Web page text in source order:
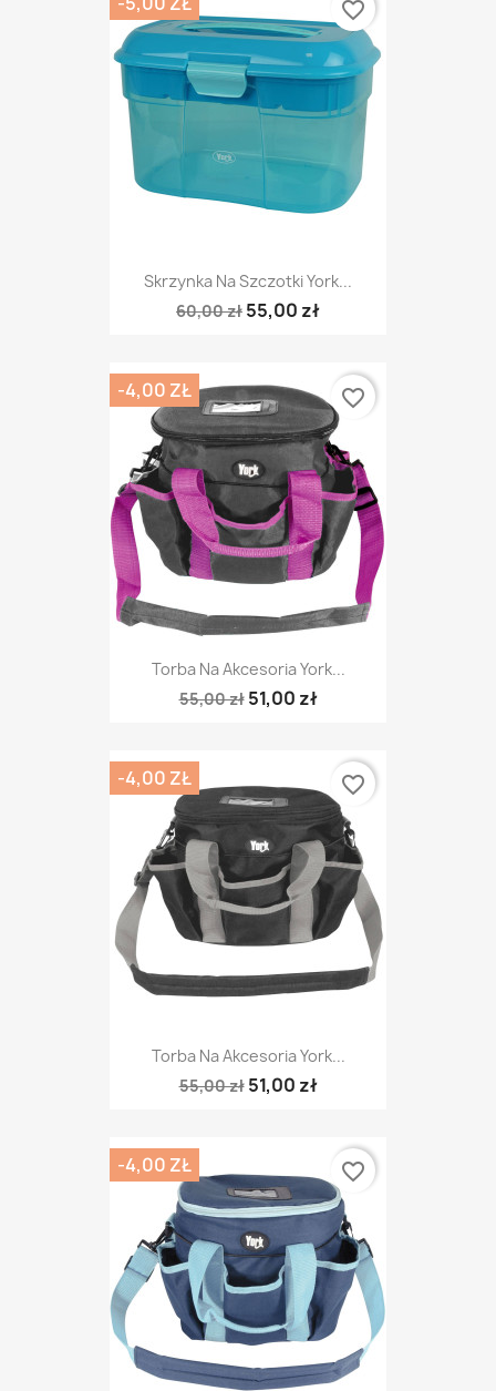
Skrzynka Na Szczotki York...
60,00 zł 55,00 zł
favorite_border
Torba Na Akcesoria York...
55,00 zł 51,00 zł
-4,00 ZŁ favorite_border
Torba Na Akcesoria York...
55,00 zł 51,00 zł
-4,00 ZŁ favorite_border
-4,00 ZŁ favorite_border